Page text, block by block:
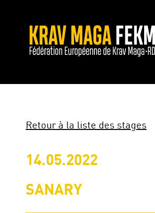
Retour à la liste des stages
14.05.2022
SANARY